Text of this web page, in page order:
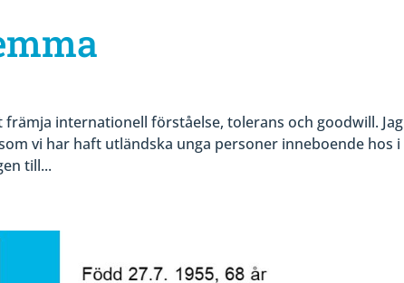
internationell förståelse, tolerans och goodwill. Jag
vi har haft utländska unga personer inneboende hos i
till...